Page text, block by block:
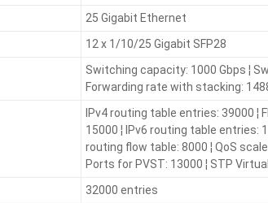
25 Gigabit Ethernet
12 x 1/10/25 Gigabit SFP28
Switching capacity: 1000 Gbps ¦
Forwarding rate with stacking:
IPv4 routing table entries: 39000 ¦
15000 ¦ IPv6 routing table entries:
routing flow table: 8000 ¦ QoS
Ports for PVST: 13000 ¦ STP
32000 entries